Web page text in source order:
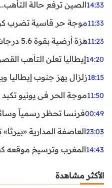
14:33الصين ترفع حالة
11:33موجة حر قاسية تضرب
11:23هزة أرضية بقوة 5.6 درجات تضرب مصر
14:20إيطاليا تعلن التأهب القصوى في 23 مدينة بسبب
18:15زلزال يهز جنوب
11:50موجة الحر في يونيو تكبد
00:49فرنسا تحظر رسمياً وسائل
23:03العاصفة المدارية
14:43المغرب وترسيخ موقعه
الأكثر مشاهدة